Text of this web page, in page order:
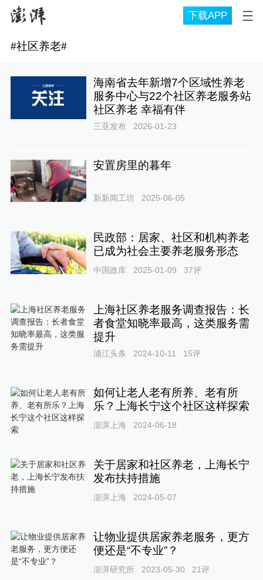
下载APP
#社区养老#
海南省去年新增7个区域性养老
服务中心与22个社区养老服务站
社区养老 幸福有伴
三亚发布 2026-01-23
安置房里的暮年
新新闻工坊 2025-06-05
民政部：居家、社区和机构养老
已成为社会主要养老服务形态
中国政库 2025-01-09 37评
上海社区养老服务调查报告：长
者食堂知晓率最高，这类服务需
提升
浦江头条 2024-10-11 15评
如何让老人老有所养、老有所
乐？上海长宁这个社区这样探索
澎湃上海 2024-06-18
关于居家和社区养老，上海长宁
发布扶持措施
澎湃上海 2024-05-07
让物业提供居家养老服务，更方
便还是“不专业”？
澎湃研究所 2023-05-30 21评